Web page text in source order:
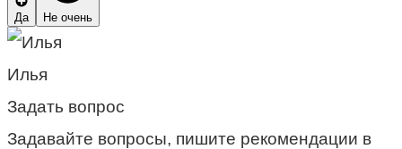
Да Не очень
Илья
Задать вопрос
Задавайте вопросы, пишите рекомендации в